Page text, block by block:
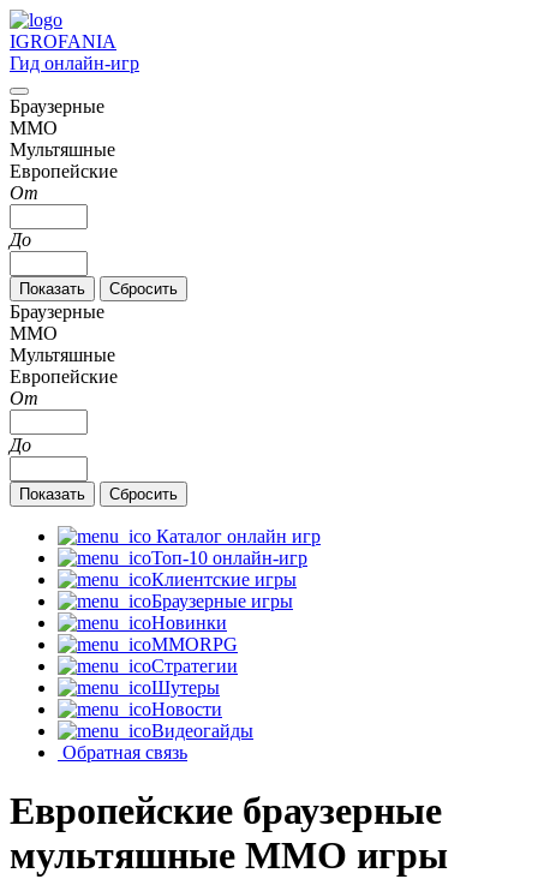
IGROFANIA
Гид онлайн-игр
Браузерные
MMO
Мультяшные
Европейские
От
До
Браузерные
MMO
Мультяшные
Европейские
От
До
Каталог онлайн игр
Топ-10 онлайн-игр
Клиентские игры
Браузерные игры
Новинки
MMORPG
Стратегии
Шутеры
Новости
Видеогайды
Обратная связь
Европейские браузерные
мультяшные MMO игры